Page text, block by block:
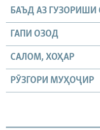
БАЪД АЗ ГУЗОРИШИ
ГАПИ ОЗОД
САЛОМ, ХОҲАР
РӮЗГОРИ МУҲОҶИР